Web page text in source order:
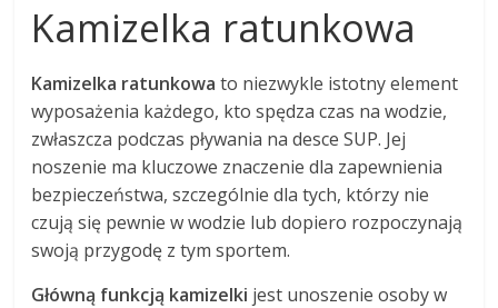
Kamizelka ratunkowa
Kamizelka ratunkowa to niezwykle istotny element
wyposażenia każdego, kto spędza czas na wodzie,
zwłaszcza podczas pływania na desce SUP. Jej
noszenie ma kluczowe znaczenie dla zapewnienia
bezpieczeństwa, szczególnie dla tych, którzy nie
czują się pewnie w wodzie lub dopiero rozpoczynają
swoją przygodę z tym sportem.
Główną funkcją kamizelki jest unoszenie osoby w